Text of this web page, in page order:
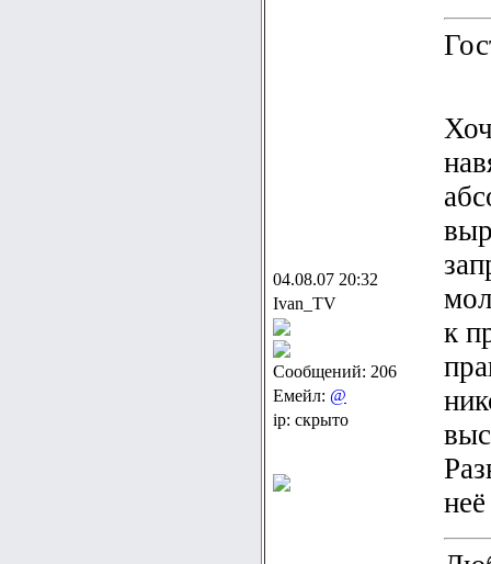
04.08.07 20:32
Ivan_TV
Сообщений: 206
Емейл: @
ip: скрыто
к